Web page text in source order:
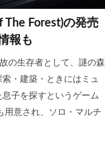
The Forest)の発売
報も
の生存者として、謎の森
・建築・ときにはミュ
子を探すというゲーム
用意され、ソロ・マルチ